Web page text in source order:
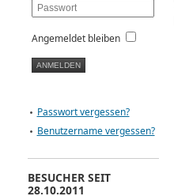
Angemeldet bleiben
Passwort vergessen?
Benutzername vergessen?
BESUCHER SEIT
28.10.2011